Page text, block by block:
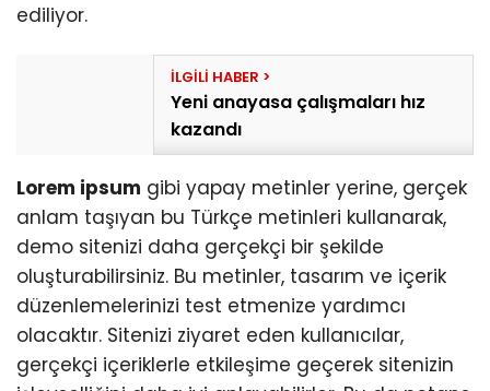
ediliyor.
Yeni anayasa çalışmaları hız
kazandı
Lorem ipsum gibi yapay metinler yerine, gerçek
anlam taşıyan bu Türkçe metinleri kullanarak,
demo sitenizi daha gerçekçi bir şekilde
oluşturabilirsiniz. Bu metinler, tasarım ve içerik
düzenlemelerinizi test etmenize yardımcı
olacaktır. Sitenizi ziyaret eden kullanıcılar,
gerçekçi içeriklerle etkileşime geçerek sitenizin